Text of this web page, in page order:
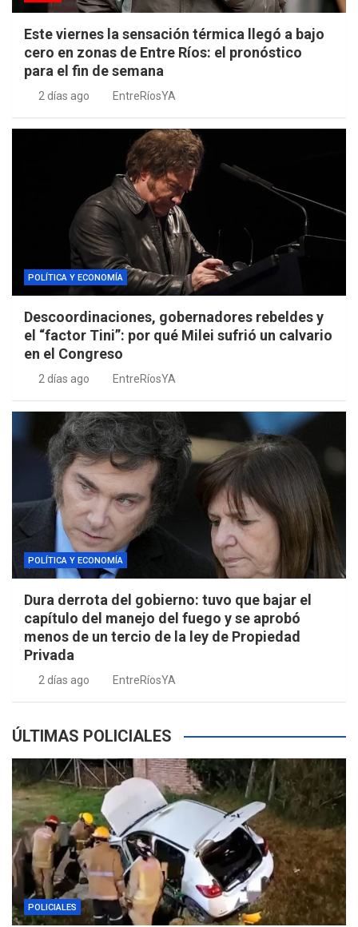
Este viernes la sensación térmica llegó a bajo
cero en zonas de Entre Ríos: el pronóstico
para el fin de semana
2 días ago EntreRíosYA
POLÍTICA Y ECONOMÍA
Descoordinaciones, gobernadores rebeldes y
el “factor Tini”: por qué Milei sufrió un calvario
en el Congreso
2 días ago EntreRíosYA
POLÍTICA Y ECONOMÍA
Dura derrota del gobierno: tuvo que bajar el
capítulo del manejo del fuego y se aprobó
menos de un tercio de la ley de Propiedad
Privada
2 días ago EntreRíosYA
ÚLTIMAS POLICIALES
POLICIALES